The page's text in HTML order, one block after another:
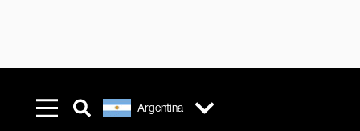
Argentina